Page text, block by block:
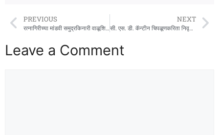
PREVIOUS
रत्नागिरीच्या मांडवी समुद्रकिनारी वाळूशिल्प साकारून उद्योगमंत्र्यांना अनोख्या शुभेच्छा
NEXT
सी. एस. डी. कॅन्टीन चिपळूणकरिता निवृत्त सैन्य अधिकाऱ्यांकडून कॅन्टीन मॅनेजर पदासाठी अर्ज मागवले
Leave a Comment